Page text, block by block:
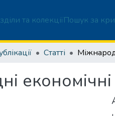
та колекціїПошук за
Статті